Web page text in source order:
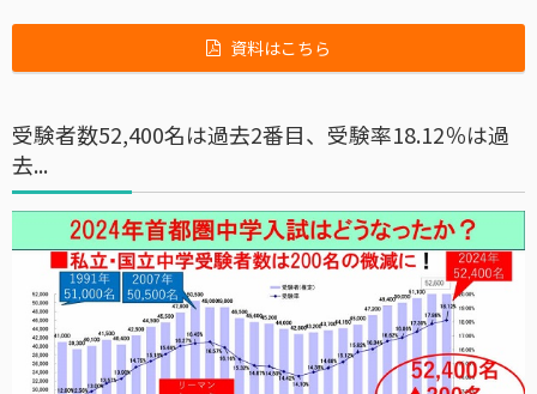
資料はこちら
受験者数52,400名は過去2番目、受験率18.12％は過
去...